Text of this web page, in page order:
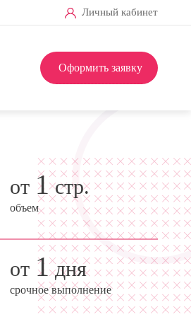
Личный кабинет
Оформить заявку
от 1стр.
объем
от 1дня
срочное выполнение